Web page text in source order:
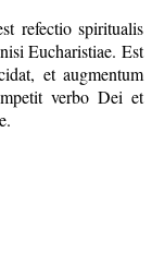
refectio spiritualis
Eucharistiae. Est
et augmentum
verbo Dei et